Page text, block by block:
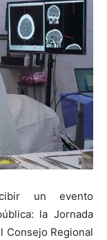
un evento
la Jornada
Consejo Regional